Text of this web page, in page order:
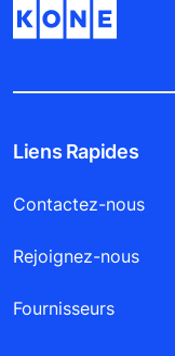
Liens Rapides
Contactez-nous
Rejoignez-nous
Fournisseurs